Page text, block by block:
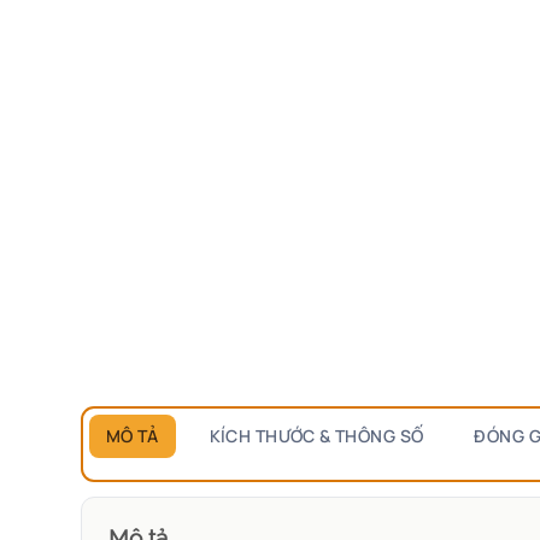
MÔ TẢ KÍCH THƯỚC & THÔNG SỐ ĐÓNG